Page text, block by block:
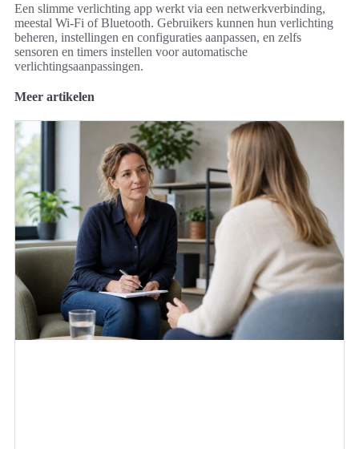
Een slimme verlichting app werkt via een netwerkverbinding,
meestal Wi-Fi of Bluetooth. Gebruikers kunnen hun verlichting
beheren, instellingen en configuraties aanpassen, en zelfs
sensoren en timers instellen voor automatische
verlichtingsaanpassingen.
Meer artikelen